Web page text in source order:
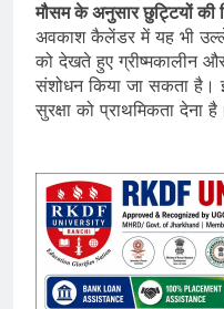
मौसम के अनुसार छुट्टियों की
अवकाश कैलेंडर में यह भी
को देखते हुए ग्रीष्मकालीन
संशोधन किया जा सकता है।
सुरक्षा को प्राथमिकता देना है।